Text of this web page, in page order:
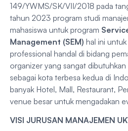
149/YWMS/SK/VII/2018 pada
tahun 2023 program studi
mahasiswa untuk program
Management (SEM) hal ini
professional handal di bidang
organizer yang sangat
sebagai kota terbesa kedua di
banyak Hotel, Mall, Restaurant,
venue besar untuk mengadakan
VISI JURUSAN MANAJEMEN